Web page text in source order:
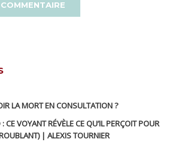
LA MORT EN CONSULTATION ?
VOYANT RÉVÈLE CE QU’IL PERÇOIT POUR
| ALEXIS TOURNIER